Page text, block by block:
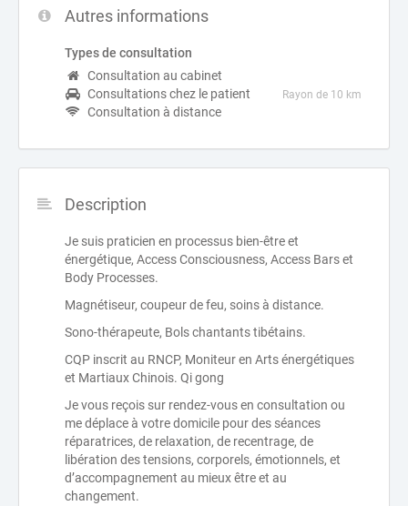
Autres informations
Types de consultation
Consultation au cabinet
Consultations chez le patient
Rayon de 10 km
Consultation à distance
Description
Je suis praticien en processus bien-être et
énergétique, Access Consciousness, Access Bars et
Body Processes.
Magnétiseur, coupeur de feu, soins à distance.
Sono-thérapeute, Bols chantants tibétains.
CQP inscrit au RNCP, Moniteur en Arts énergétiques
et Martiaux Chinois. Qi gong
Je vous reçois sur rendez-vous en consultation ou
me déplace à votre domicile pour des séances
réparatrices, de relaxation, de recentrage, de
libération des tensions, corporels, émotionnels, et
d’accompagnement au mieux être et au
changement.